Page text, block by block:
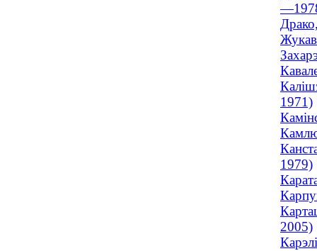
1971)
1979)
2005)